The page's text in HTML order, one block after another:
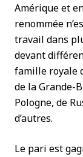
Amérique et
renommée
travail dans
devant
famille royale
de la Grande-
Pologne, de
d’autres.
Le pari est